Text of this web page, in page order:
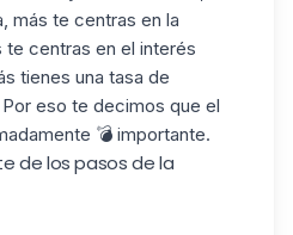
más te centras en la
te centras en el interés
tienes una tasa de
eso te decimos que el
💣 importante.
de los pasos de la